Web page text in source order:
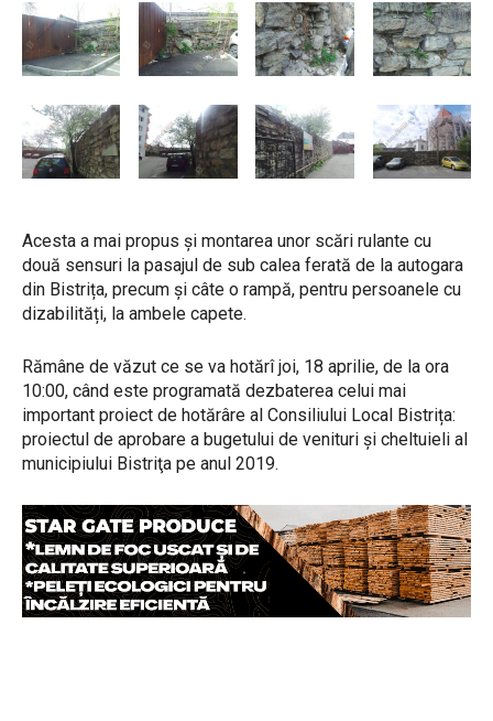
Acesta a mai propus și montarea unor scări rulante cu
două sensuri la pasajul de sub calea ferată de la autogara
din Bistrița, precum și câte o rampă, pentru persoanele cu
dizabilități, la ambele capete.
Rămâne de văzut ce se va hotărî joi, 18 aprilie, de la ora
10:00, când este programată dezbaterea celui mai
important proiect de hotărâre al Consiliului Local Bistrița:
proiectul de aprobare a bugetului de venituri şi cheltuieli al
municipiului Bistriţa pe anul 2019.